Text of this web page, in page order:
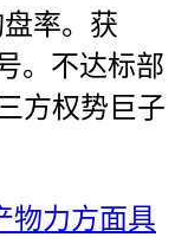
率。获
。不达标部
方权势巨子
物力方面具